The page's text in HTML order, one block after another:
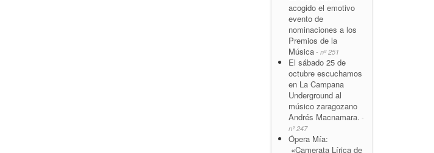
acogido el emotivo
evento de
nominaciones a los
Premios de la
Música - nº 251
El sábado 25 de
octubre escuchamos
en La Campana
Underground al
músico zaragozano
Andrés Macnamara. -
nº 247
Ópera Mía:
«Camerata Lírica de